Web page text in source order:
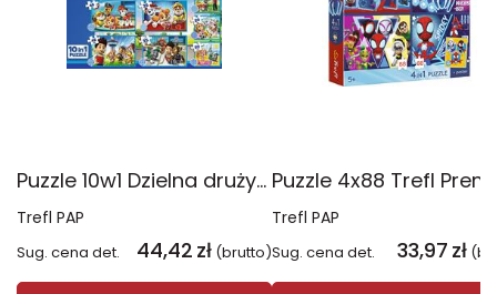
Puzzle 10w1 Dzielna drużyna Psiego Patrolu 96012
Trefl PAP
Sug. cena det. 44,42 zł (brutto)
Trefl PAP
Sug. cena det. 33,97 zł